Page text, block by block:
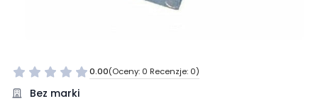
0.00(Oceny: 0 Recenzje: 0)
Bez marki